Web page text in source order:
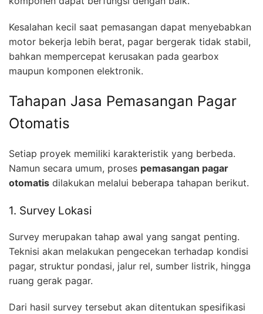
Kesalahan kecil saat pemasangan dapat menyebabkan
motor bekerja lebih berat, pagar bergerak tidak stabil,
bahkan mempercepat kerusakan pada gearbox
maupun komponen elektronik.
Tahapan Jasa Pemasangan Pagar
Otomatis
Setiap proyek memiliki karakteristik yang berbeda.
Namun secara umum, proses pemasangan pagar
otomatis dilakukan melalui beberapa tahapan berikut.
1. Survey Lokasi
Survey merupakan tahap awal yang sangat penting.
Teknisi akan melakukan pengecekan terhadap kondisi
pagar, struktur pondasi, jalur rel, sumber listrik, hingga
ruang gerak pagar.
Dari hasil survey tersebut akan ditentukan spesifikasi